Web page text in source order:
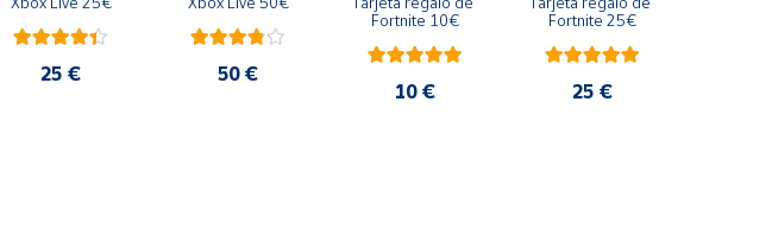
25 € 50 €
Fortnite 10€
10 €
Fortnite 25€
25 €